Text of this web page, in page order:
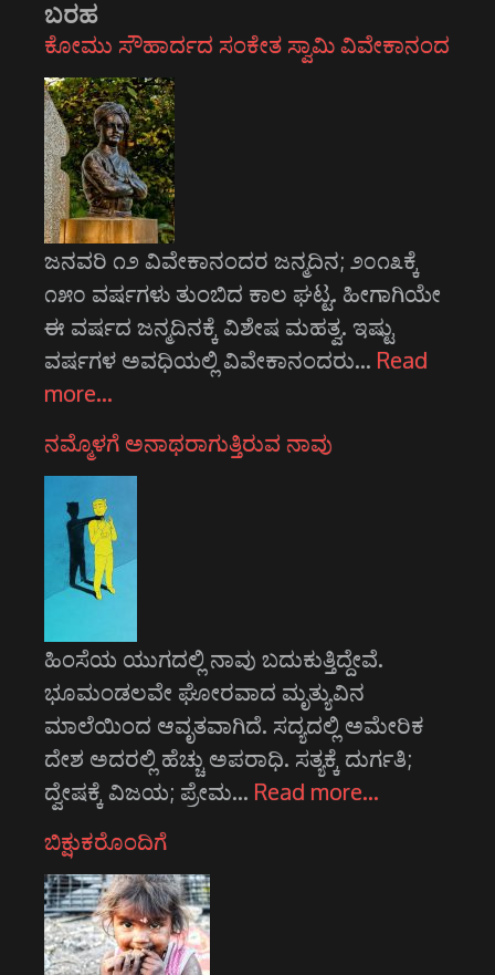
ಬರಹ
ಕೋಮು ಸೌಹಾರ್ದದ ಸಂಕೇತ ಸ್ವಾಮಿ ವಿವೇಕಾನಂದ
ಜನವರಿ ೧೨ ವಿವೇಕಾನಂದರ ಜನ್ಮದಿನ; ೨೦೧೩ಕ್ಕೆ
೧೫೦ ವರ್ಷಗಳು ತುಂಬಿದ ಕಾಲ ಘಟ್ಟ. ಹೀಗಾಗಿಯೇ
ಈ ವರ್ಷದ ಜನ್ಮದಿನಕ್ಕೆ ವಿಶೇಷ ಮಹತ್ವ. ಇಷ್ಟು
ವರ್ಷಗಳ ಅವಧಿಯಲ್ಲಿ ವಿವೇಕಾನಂದರು… Read
more…
ನಮ್ಮೊಳಗೆ ಅನಾಥರಾಗುತ್ತಿರುವ ನಾವು
ಹಿಂಸೆಯ ಯುಗದಲ್ಲಿ ನಾವು ಬದುಕುತ್ತಿದ್ದೇವೆ.
ಭೂಮಂಡಲವೇ ಘೋರವಾದ ಮೃತ್ಯುವಿನ
ಮಾಲೆಯಿಂದ ಆವೃತವಾಗಿದೆ. ಸದ್ಯದಲ್ಲಿ ಅಮೇರಿಕ
ದೇಶ ಅದರಲ್ಲಿ ಹೆಚ್ಚು ಅಪರಾಧಿ. ಸತ್ಯಕ್ಕೆ ದುರ್ಗತಿ;
ದ್ವೇಷಕ್ಕೆ ವಿಜಯ; ಪ್ರೇಮ… Read more…
ಬಿಕ್ಷುಕರೊಂದಿಗೆ